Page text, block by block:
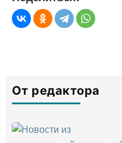
От редактора